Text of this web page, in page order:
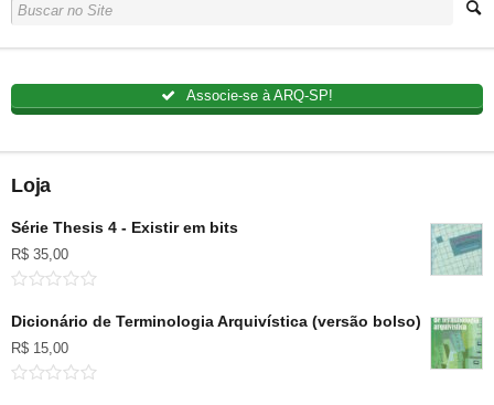
Associe-se à ARQ-SP!
Loja
Série Thesis 4 - Existir em bits
R$ 35,00
Dicionário de Terminologia Arquivística (versão bolso)
R$ 15,00